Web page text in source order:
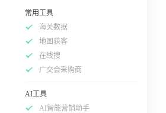
常用工具
海关数据
地图获客
在线搜
广交会采购商
AI工具
AI智能营销助手